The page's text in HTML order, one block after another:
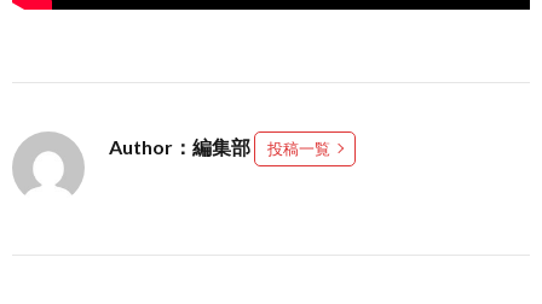
Author：編集部 投稿一覧